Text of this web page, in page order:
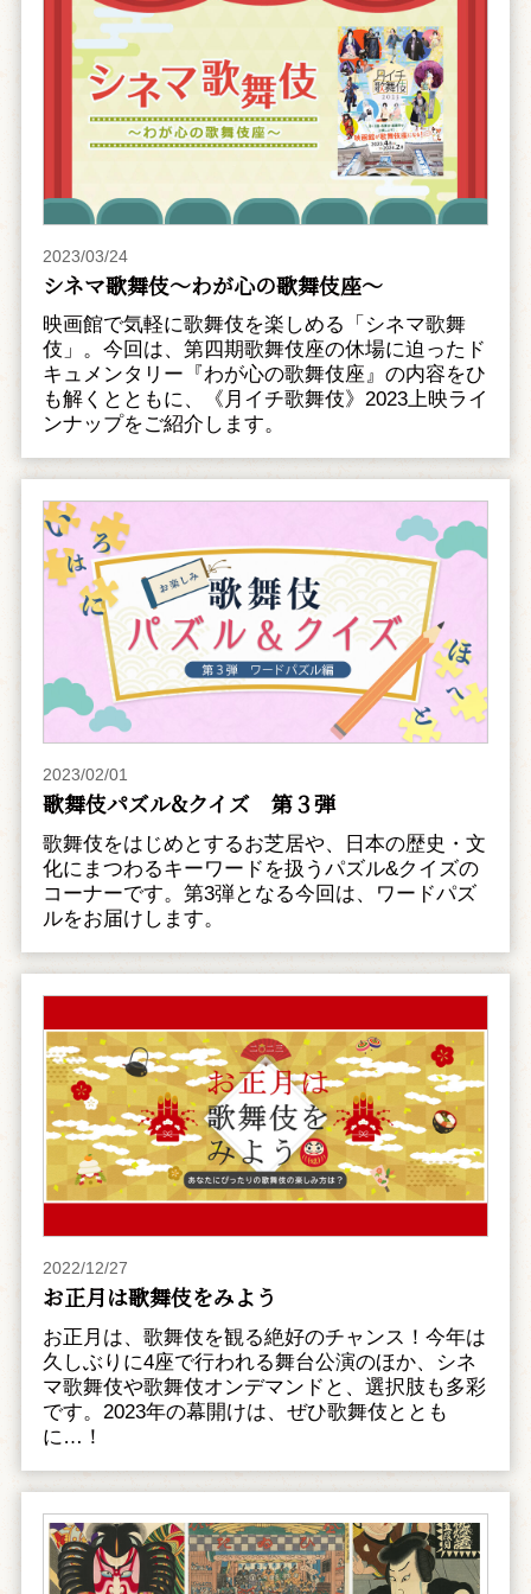
2023/03/24
シネマ歌舞伎～わが心の歌舞伎座～
映画館で気軽に歌舞伎を楽しめる「シネマ歌舞
伎」。今回は、第四期歌舞伎座の休場に迫ったド
キュメンタリー『わが心の歌舞伎座』の内容をひ
も解くとともに、《月イチ歌舞伎》2023上映ライ
ンナップをご紹介します。
2023/02/01
歌舞伎パズル&クイズ 第３弾
歌舞伎をはじめとするお芝居や、日本の歴史・文
化にまつわるキーワードを扱うパズル&クイズの
コーナーです。第3弾となる今回は、ワードパズ
ルをお届けします。
2022/12/27
お正月は歌舞伎をみよう
お正月は、歌舞伎を観る絶好のチャンス！今年は
久しぶりに4座で行われる舞台公演のほか、シネ
マ歌舞伎や歌舞伎オンデマンドと、選択肢も多彩
です。2023年の幕開けは、ぜひ歌舞伎ととも
に…！